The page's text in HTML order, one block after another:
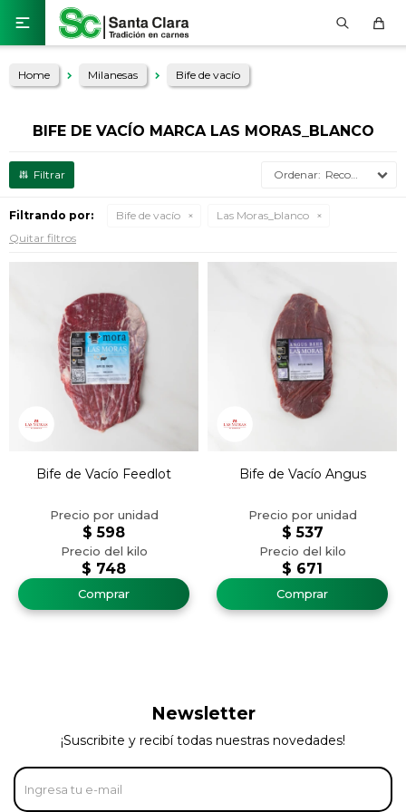

Home Milanesas Bife de vacío
BIFE DE VACÍO MARCA LAS MORAS_BLANCO
Recomendados
Filtrando por: Bife de vacío
Las Moras_blanco
Quitar filtros
Bife de Vacío Feedlot
$ 748
$ 598
Bife de Vacío Angus
$ 671
$ 537
Newsletter
¡Suscribite y recibí todas nuestras novedades!